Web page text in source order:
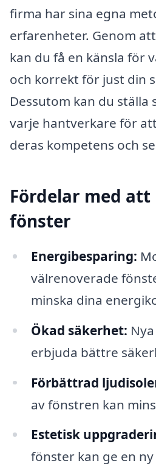
firma har sina egna
erfarenheter. Genom
kan du få en känsla för
och korrekt för just din
Dessutom kan du
varje hantverkare för
deras kompetens och
Fördelar med att
fönster
Energibesparing:
välrenoverade
minska dina
Ökad säkerhet:
erbjuda bättre
Förbättrad
av fönstren kan
Estetisk
fönster kan ge en